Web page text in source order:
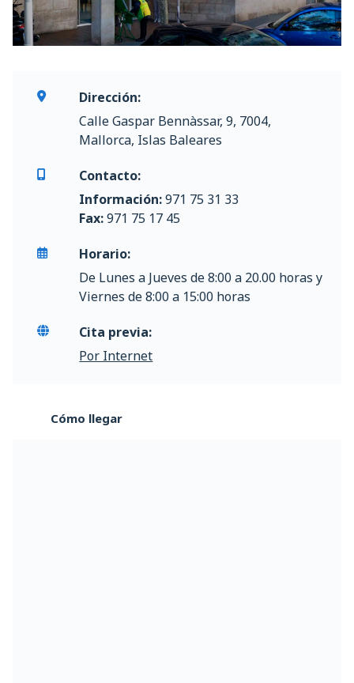
Dirección:
Calle Gaspar Bennàssar, 9, 7004,
Mallorca, Islas Baleares
Contacto:
Información:971 75 31 33
Fax:971 75 17 45
Horario:
De Lunes a Jueves de 8:00 a 20.00 horas y
Viernes de 8:00 a 15:00 horas
Cita previa:
Por Internet
Cómo llegar